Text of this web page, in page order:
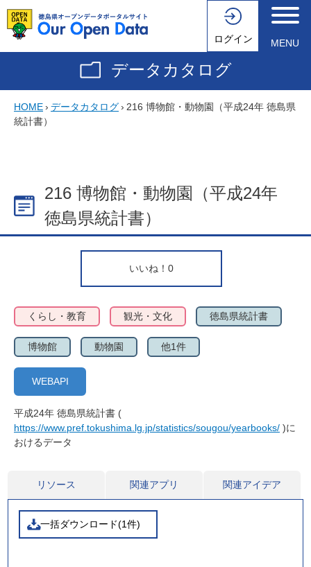
ログイン MENU
データカタログ
HOME› データカタログ› 216 博物館・動物園（平成24年 徳島県
統計書）
216 博物館・動物園（平成24年
徳島県統計書）
いいね！ 0
くらし・教育 観光・文化 徳島県統計書
博物館 動物園 他1件
WEBAPI
平成24年 徳島県統計書 (
https://www.pref.tokushima.lg.jp/statistics/sougou/yearbooks/ )に
おけるデータ
リソース 関連アプリ 関連アイデア
一括ダウンロード(1件)